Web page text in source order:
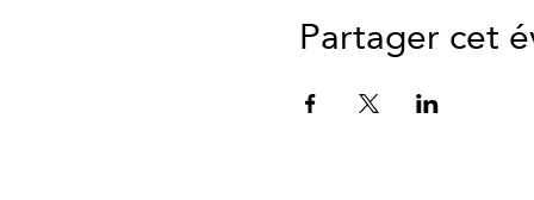
Partager cet